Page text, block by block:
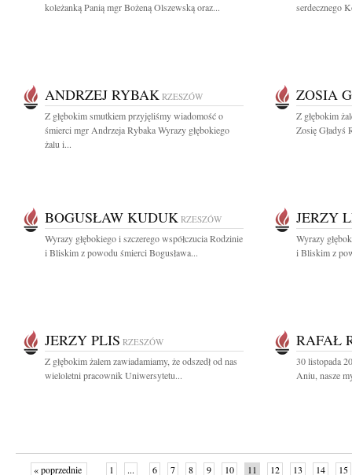
koleżanką Panią mgr Bożeną Olszewską oraz...
serdecznego
ANDRZEJ RYBAK RZESZÓW
Z głębokim smutkiem przyjęliśmy wiadomość o
śmierci mgr Andrzeja Rybaka Wyrazy głębokiego
żalu i...
ZOSIA
Z głębokim
Zosię Gładyś
BOGUSŁAW KUDUK RZESZÓW
Wyrazy głębokiego i szczerego współczucia Rodzinie
i Bliskim z powodu śmierci Bogusława...
JERZY
Wyrazy
i Bliskim z
JERZY PLIS RZESZÓW
Z głębokim żalem zawiadamiamy, że odszedł od nas
wieloletni pracownik Uniwersytetu...
RAFAŁ
30 listopada
Aniu, nasze
« poprzednie 1 ... 6 7 8 9 10 11 12 13 14 15